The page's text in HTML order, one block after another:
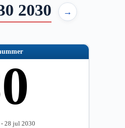
2030 →
28 jul 2030